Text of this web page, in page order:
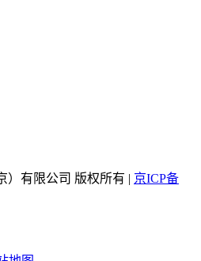
）有限公司 版权所有 | 京ICP备